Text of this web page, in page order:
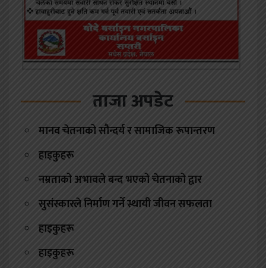
ताजा अपडेट
मानव चेतनाको सौन्दर्य र सामाजिक रूपान्तरण
हाइकुहरू
नम्रताको अभावले बन्द भएको चेतनाको द्वार
सुसंस्कारले निर्माण गर्ने स्थायी जीवन सफलता
हाइकुहरू
हाइकुहरू